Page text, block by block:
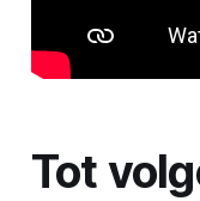
Tot